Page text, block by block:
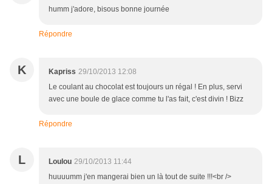
humm j'adore, bisous bonne journée
Répondre
K Kapriss 29/10/2013 12:08
Le coulant au chocolat est toujours un régal ! En plus, servi
avec une boule de glace comme tu l'as fait, c'est divin ! Bizz
Répondre
L Loulou 29/10/2013 11:44
huuuumm j'en mangerai bien un là tout de suite !!!<br />